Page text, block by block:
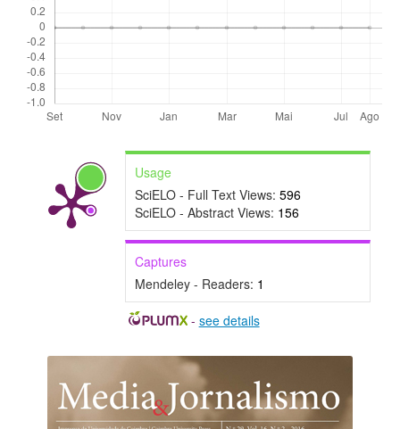
Usage
SciELO - Full Text Views: 596
SciELO - Abstract Views: 156
Captures
Mendeley - Readers: 1
- see details